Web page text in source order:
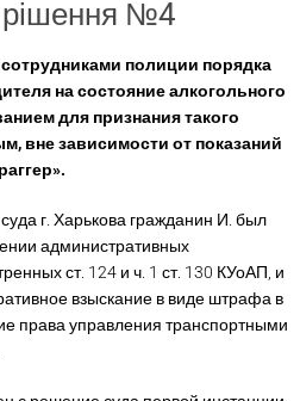
№4
полиции порядка
на состояние алкогольного
для признания такого
вне зависимости от показаний
г. Харькова гражданин И. был
административных
ст. 124 и ч. 1 ст. 130 КУоАП, и
взыскание в виде штрафа в
права управления транспортными